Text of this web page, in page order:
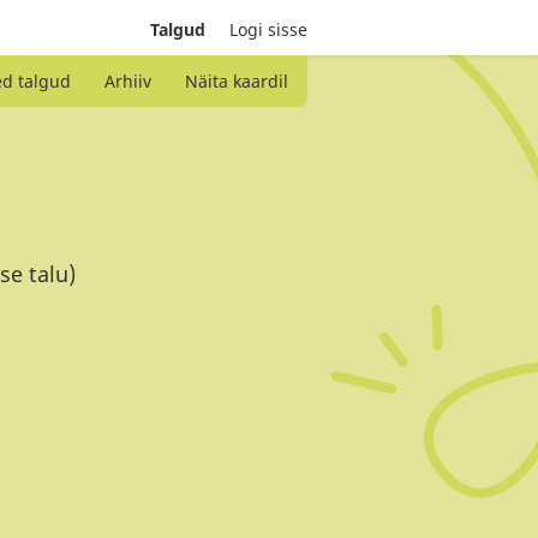
Talgud Logi sisse
talgud Arhiiv Näita kaardil
talu)